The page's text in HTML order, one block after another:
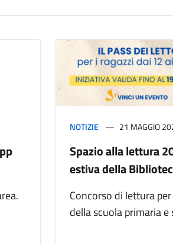
NOTIZIE 21 MAGGIO
Spazio alla lettura
estiva della
Concorso di lettura
della scuola primaria